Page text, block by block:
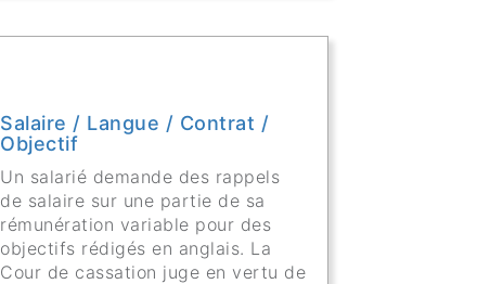
Salaire / Langue / Contrat /
Objectif
Un salarié demande des rappels
de salaire sur une partie de sa
rémunération variable pour des
objectifs rédigés en anglais. La
Cour de cassation juge en vertu de